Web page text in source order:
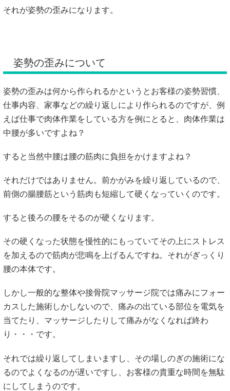
それが姿勢の歪みになります。
姿勢の歪みについて
姿勢の歪みは何から作られるかというとお客様の姿勢習慣、
仕事内容、家事などの繰り返しにより作られるのですが、例
えば仕事で肉体作業をしている方を例にとると、肉体作業は
中腰が多いですよね？
すると当然中腰は腰の筋肉に負担をかけますよね？
それだけではありません。前かがみを繰り返しているので、
前側の腸腰筋という筋肉も短縮して硬くなっていくのです。
すると後ろの腰をそるのが硬くなります。
その硬くなった状態を慢性的にもっていてその上にストレス
を加えるので筋肉が悲鳴を上げるんですね。それがぎっくり
腰の本体です。
しかし一般的な整体や接骨院マッサージ院では痛みにフォー
カスした施術しかしないので、痛みの出ている部位を電気を
当てたり、マッサージしたりして痛みがなくなれば終わ
り・・・です。
それでは繰り返してしまいますし、その場しのぎの施術にな
るのでよくなるのが遅いですし、お客様の貴重な時間を無駄
にしてしまうのです。